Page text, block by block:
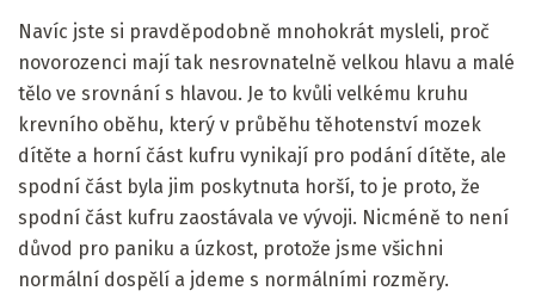
Navíc jste si pravděpodobně mnohokrát mysleli, proč
novorozenci mají tak nesrovnatelně velkou hlavu a malé
tělo ve srovnání s hlavou. Je to kvůli velkému kruhu
krevního oběhu, který v průběhu těhotenství mozek
dítěte a horní část kufru vynikají pro podání dítěte, ale
spodní část byla jim poskytnuta horší, to je proto, že
spodní část kufru zaostávala ve vývoji. Nicméně to není
důvod pro paniku a úzkost, protože jsme všichni
normální dospělí a jdeme s normálními rozměry.